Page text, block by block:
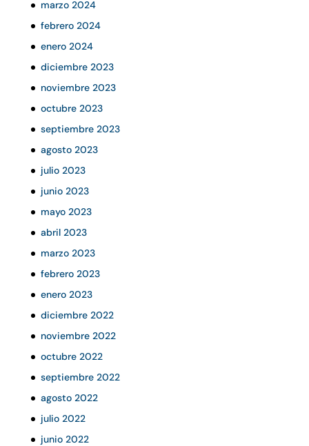
marzo 2024
febrero 2024
enero 2024
diciembre 2023
noviembre 2023
octubre 2023
septiembre 2023
agosto 2023
julio 2023
junio 2023
mayo 2023
abril 2023
marzo 2023
febrero 2023
enero 2023
diciembre 2022
noviembre 2022
octubre 2022
septiembre 2022
agosto 2022
julio 2022
junio 2022